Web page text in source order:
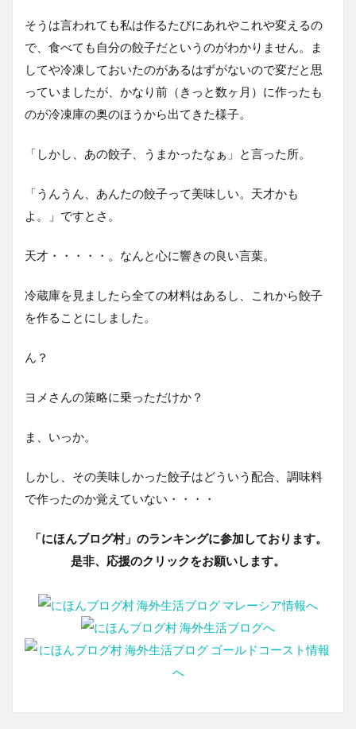
そうは言われても私は作るたびにあれやこれや変えるの
で、食べても自分の餃子だというのがわかりません。ま
してや冷凍しておいたのがあるはずがないので変だと思
っていましたが、かなり前（きっと数ヶ月）に作ったも
のが冷凍庫の奥のほうから出てきた様子。
「しかし、あの餃子、うまかったなぁ」と言った所。
「うんうん、あんたの餃子って美味しい。天才かも
よ。」ですとさ。
天才・・・・・。なんと心に響きの良い言葉。
冷蔵庫を見ましたら全ての材料はあるし、これから餃子
を作ることにしました。
ん？
ヨメさんの策略に乗っただけか？
ま、いっか。
しかし、その美味しかった餃子はどういう配合、調味料
で作ったのか覚えていない・・・・
「にほんブログ村」のランキングに参加しております。
是非、応援のクリックをお願いします。